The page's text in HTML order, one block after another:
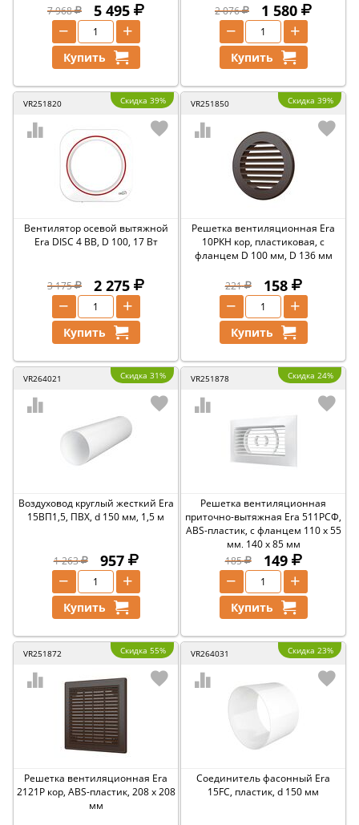
7 968 5 495
+
−
Купить
2 076 1 580
+
−
Купить
VR251820 Скидка 39%
Вентилятор осевой вытяжной
Era DISC 4 BB, D 100, 17 Вт
3 175 2 275
+
−
Купить
VR251850 Скидка 39%
Решетка вентиляционная Era
10РКН кор, пластиковая, с
фланцем D 100 мм, D 136 мм
221 158
+
−
Купить
VR264021 Скидка 31%
Воздуховод круглый жесткий Era
15ВП1,5, ПВХ, d 150 мм, 1,5 м
1 263 957
+
−
Купить
VR251878 Скидка 24%
Решетка вентиляционная
приточно-вытяжная Era 511РСФ,
ABS-пластик, с фланцем 110 x 55
мм, 140 x 85 мм
185
149
+
−
Купить
VR251872 Скидка 55%
Решетка вентиляционная Era
2121Р кор, ABS-пластик, 208 x 208
мм
VR264031 Скидка 23%
Соединитель фасонный Era
15FC, пластик, d 150 мм